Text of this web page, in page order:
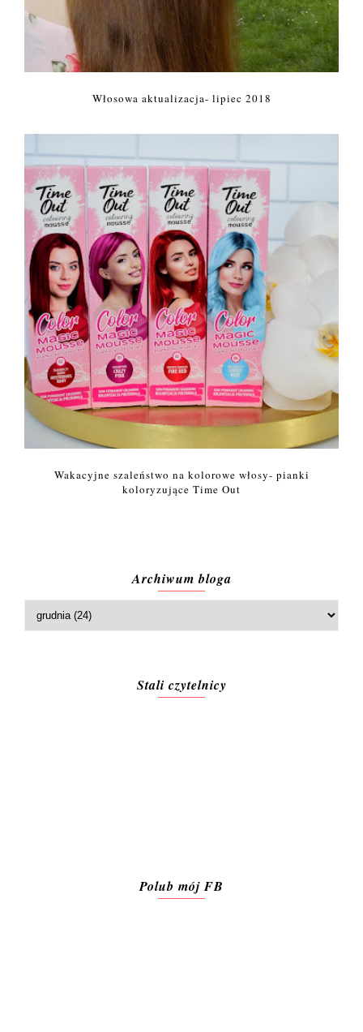
Włosowa aktualizacja- lipiec 2018
Wakacyjne szaleństwo na kolorowe włosy- pianki
koloryzujące Time Out
Archiwum bloga
Stali czytelnicy
Polub mój FB